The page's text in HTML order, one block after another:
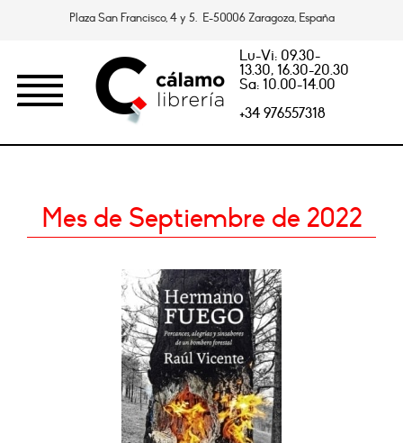
Plaza San Francisco, 4 y 5. E-50006 Zaragoza, España
Lu-Vi: 09.30-
13.30, 16.30-20.30
Sa: 10.00-14.00
+34 976557318
Mes de Septiembre de 2022